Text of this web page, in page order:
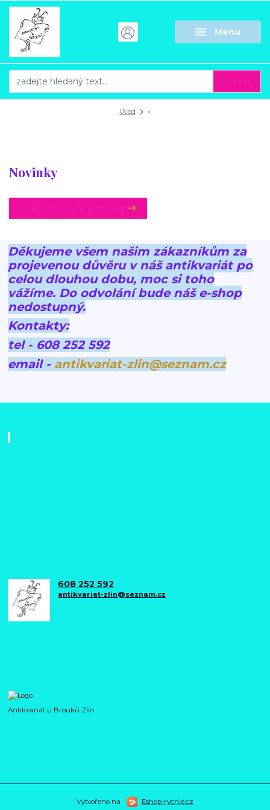
Menu
Úvod »
Novinky
Děkujeme všem našim zákazníkům za
projevenou důvěru v náš antikvariát po
celou dlouhou dobu, moc si toho
vážíme. Do odvolání bude náš e-shop
nedostupný.
Kontakty:
tel - 608 252 592
email - antikvariat-zlin@seznam.cz
608 252 592
antikvariat-zlin@seznam.cz
Antikvariát u Brouků Zlín
Vytvořeno na Eshop-rychle.cz